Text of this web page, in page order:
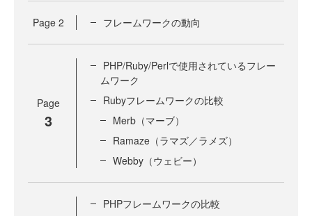
Page 2 フレームワークの動向
Page
3
PHP/Ruby/Perlで使用されているフレー
ムワーク
Rubyフレームワークの比較
Merb（マーブ）
Ramaze（ラマズ／ラメズ）
Webby（ウェビー）
PHPフレームワークの比較